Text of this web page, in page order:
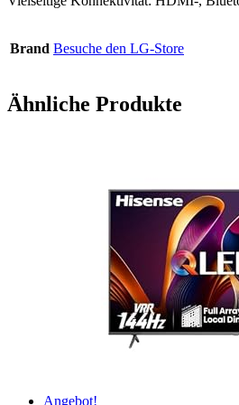
Brand Besuche den LG-Store
Ähnliche Produkte
Angebot!